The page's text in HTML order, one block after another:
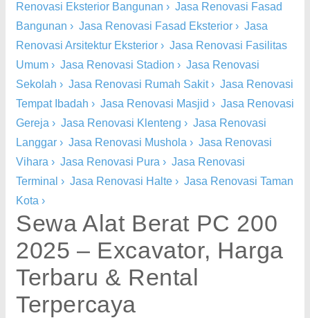
Renovasi Eksterior Bangunan › Jasa Renovasi Fasad
Bangunan › Jasa Renovasi Fasad Eksterior › Jasa
Renovasi Arsitektur Eksterior › Jasa Renovasi Fasilitas
Umum › Jasa Renovasi Stadion › Jasa Renovasi
Sekolah › Jasa Renovasi Rumah Sakit› Jasa Renovasi
Tempat Ibadah › Jasa Renovasi Masjid › Jasa Renovasi
Gereja › Jasa Renovasi Klenteng › Jasa Renovasi
Langgar › Jasa Renovasi Mushola › Jasa Renovasi
Vihara › Jasa Renovasi Pura › Jasa Renovasi
Terminal › Jasa Renovasi Halte › Jasa Renovasi Taman
Kota ›
Sewa Alat Berat PC 200
2025 – Excavator, Harga
Terbaru & Rental
Terpercaya